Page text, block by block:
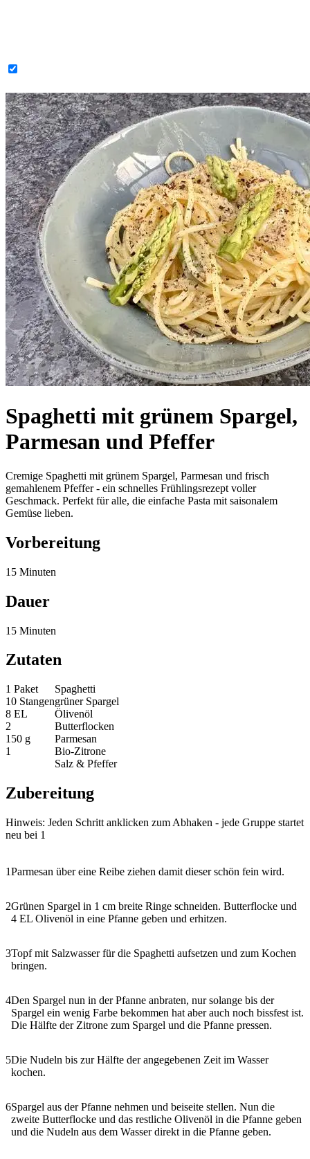
Spaghetti mit grünem Spargel,
Parmesan und Pfeffer
Cremige Spaghetti mit grünem Spargel, Parmesan und frisch
gemahlenem Pfeffer - ein schnelles Frühlingsrezept voller
Geschmack. Perfekt für alle, die einfache Pasta mit saisonalem
Gemüse lieben.
Vorbereitung
15 Minuten
Dauer
15 Minuten
Zutaten
1 Paket
Spaghetti
10 Stangengrüner Spargel
8 EL
Ölivenöl
2
Butterflocken
150 g
Parmesan
1
Bio-Zitrone
Salz & Pfeffer
Zubereitung
Hinweis: Jeden Schritt anklicken zum Abhaken - jede Gruppe startet
neu bei 1
1Parmesan über eine Reibe ziehen damit dieser schön fein wird.
2Grünen Spargel in 1 cm breite Ringe schneiden. Butterflocke und
4 EL Olivenöl in eine Pfanne geben und erhitzen.
3Topf mit Salzwasser für die Spaghetti aufsetzen und zum Kochen
bringen.
4Den Spargel nun in der Pfanne anbraten, nur solange bis der
Spargel ein wenig Farbe bekommen hat aber auch noch bissfest ist.
Die Hälfte der Zitrone zum Spargel und die Pfanne pressen.
5Die Nudeln bis zur Hälfte der angegebenen Zeit im Wasser
kochen.
6Spargel aus der Pfanne nehmen und beiseite stellen. Nun die
zweite Butterflocke und das restliche Olivenöl in die Pfanne geben
und die Nudeln aus dem Wasser direkt in die Pfanne geben.